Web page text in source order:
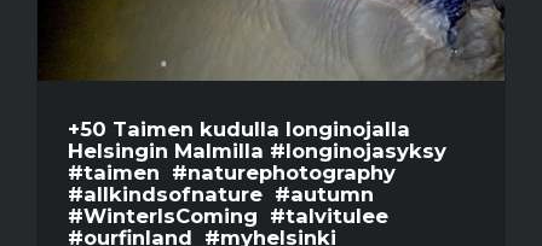
+50 Taimen kudulla longinojalla
Helsingin Malmilla #longinojasyksy
#taimen #naturephotography
#allkindsofnature #autumn
#WinterIsComing #talvitulee
#ourfinland #myhelsinki